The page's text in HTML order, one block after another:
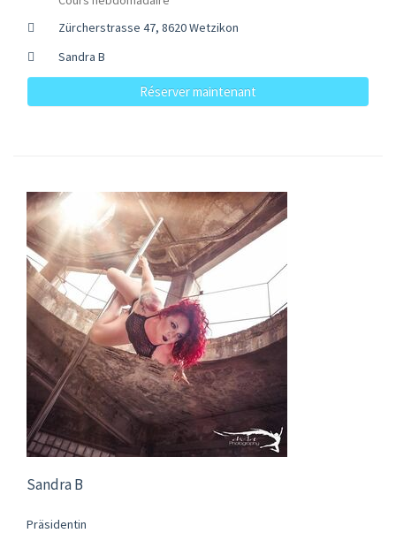
Zürcherstrasse 47, 8620 Wetzikon
Sandra B
Réserver maintenant
Sandra B
Präsidentin